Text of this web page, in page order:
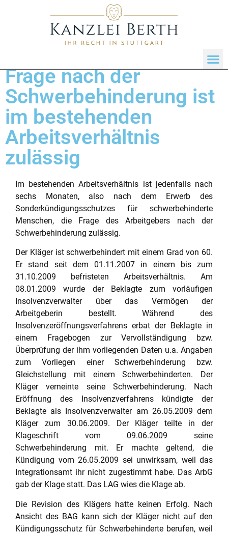
Frage nach der
Schwerbehinderung ist
im bestehenden
Arbeitsverhältnis
zulässig
Im bestehenden Arbeitsverhältnis ist jedenfalls nach
sechs Monaten, also nach dem Erwerb des
Sonderkündigungsschutzes für schwerbehinderte
Menschen, die Frage des Arbeitgebers nach der
Schwerbehinderung zulässig.
Der Kläger ist schwerbehindert mit einem Grad von 60.
Er stand seit dem 01.11.2007 in einem bis zum
31.10.2009 befristeten Arbeitsverhältnis. Am
08.01.2009 wurde der Beklagte zum vorläufigen
Insolvenzverwalter über das Vermögen der
Arbeitgeberin bestellt. Während des
Insolvenzeröffnungsverfahrens erbat der Beklagte in
einem Fragebogen zur Vervollständigung bzw.
Überprüfung der ihm vorliegenden Daten u.a. Angaben
zum Vorliegen einer Schwerbehinderung bzw.
Gleichstellung mit einem Schwerbehinderten. Der
Kläger verneinte seine Schwerbehinderung. Nach
Eröffnung des Insolvenzverfahrens kündigte der
Beklagte als Insolvenzverwalter am 26.05.2009 dem
Kläger zum 30.06.2009. Der Kläger teilte in der
Klageschrift vom 09.06.2009 seine
Schwerbehinderung mit. Er machte geltend, die
Kündigung vom 26.05.2009 sei unwirksam, weil das
Integrationsamt ihr nicht zugestimmt habe. Das ArbG
gab der Klage statt. Das LAG wies die Klage ab.
Die Revision des Klägers hatte keinen Erfolg. Nach
Ansicht des BAG kann sich der Kläger nicht auf den
Kündigungsschutz für Schwerbehinderte berufen, weil